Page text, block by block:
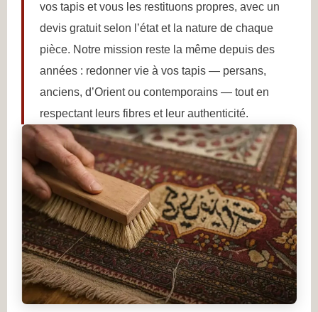
vos tapis et vous les restituons propres, avec un
devis gratuit selon l’état et la nature de chaque
pièce. Notre mission reste la même depuis des
années : redonner vie à vos tapis — persans,
anciens, d’Orient ou contemporains — tout en
respectant leurs fibres et leur authenticité.